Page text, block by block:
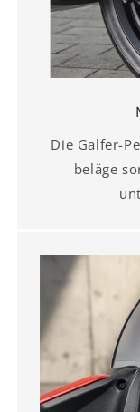
Die Galfer-
beläge